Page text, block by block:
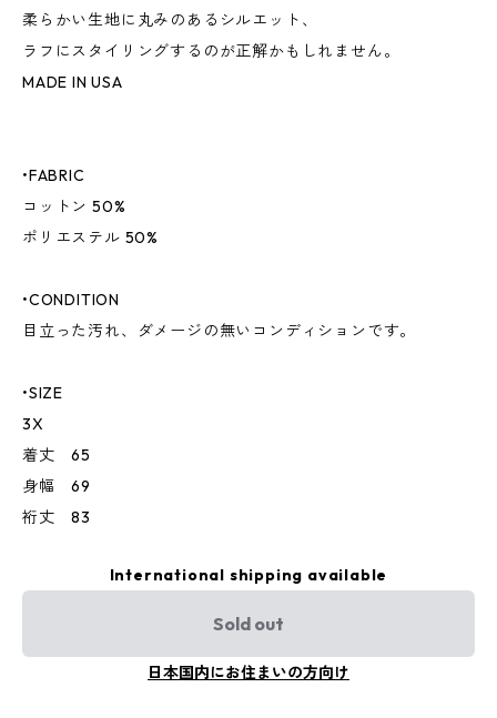
柔らかい生地に丸みのあるシルエット、
ラフにスタイリングするのが正解かもしれません。
MADE IN USA
•FABRIC
コットン 50%
ポリエステル 50%
•CONDITION
目立った汚れ、ダメージの無いコンディションです。
•SIZE
3X
着丈 65
身幅 69
裄丈 83
International shipping available
Sold out
日本国内にお住まいの方向け